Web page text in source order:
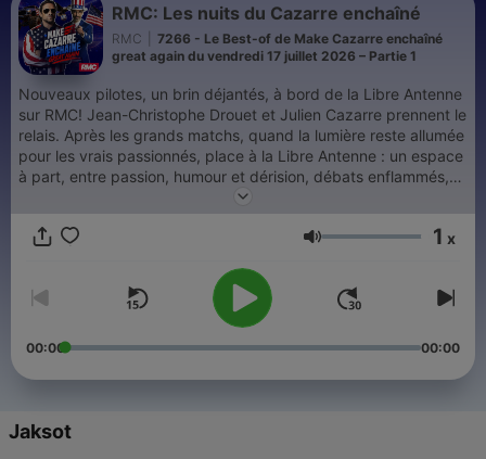
RMC: Les nuits du Cazarre enchaîné
RMC
7266 - Le Best-of de Make Cazarre enchaîné
great again du vendredi 17 juillet 2026 – Partie 1
Nouveaux pilotes, un brin déjantés, à bord de la Libre Antenne
sur RMC! Jean-Christophe Drouet et Julien Cazarre prennent le
relais. Après les grands matchs, quand la lumière reste allumée
pour les vrais passionnés, place à la Libre Antenne : un espace
à part, entre passion, humour et dérision, débats enflammés,
franc-parler et second degré. Un rendez-vous nocturne à la
vannes, imitations et grands moments de radio imprévisibles !
Äänenvoimakkuus
1 x
00:00 00:00
Jaksot